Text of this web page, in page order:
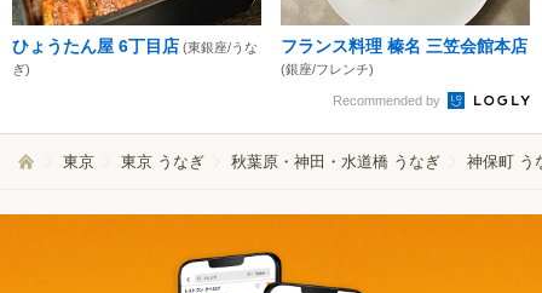
ひょうたん屋 6丁目店 (東銀座/うな
ぎ)
フランス料理 榛名 三笠会館本店
(銀座/フレンチ)
Recommended by
東京 東京 うなぎ 秋葉原・神田・水道橋 うなぎ 神保町 う